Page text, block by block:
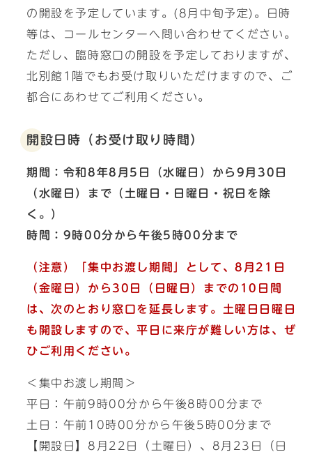
の開設を予定しています。(8月中旬予定)。日時
等は、コールセンターへ問い合わせてください。
ただし、臨時窓口の開設を予定しておりますが、
北別館1階でもお受け取りいただけますので、ご
都合にあわせてご利用ください。
開設日時（お受け取り時間）
期間：令和8年8月5日（水曜日）から9月30日
（水曜日）まで（土曜日・日曜日・祝日を除
く。）
時間：9時00分から午後5時00分まで
（注意）「集中お渡し期間」として、8月21日
（金曜日）から30日（日曜日）までの10日間
は、次のとおり窓口を延長します。 土曜日日曜日
も開設しますので、平日に来庁が難しい方は、ぜ
ひご利用ください。
＜集中お渡し期間＞
平日：午前9時00分から午後8時00分まで
土日：午前10時00分から午後5時00分まで
【開設日】8月22日（土曜日）、8月23日（日